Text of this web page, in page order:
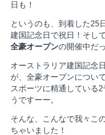
日も！
というのも、到着した25
建国記念日で祝日！そし
全豪オープンの開催中だ
オーストラリア建国記念
が、全豪オープンについ
スポーツに精通している
うですーー。
そんな、こんなで我々こ
ちゃいました！